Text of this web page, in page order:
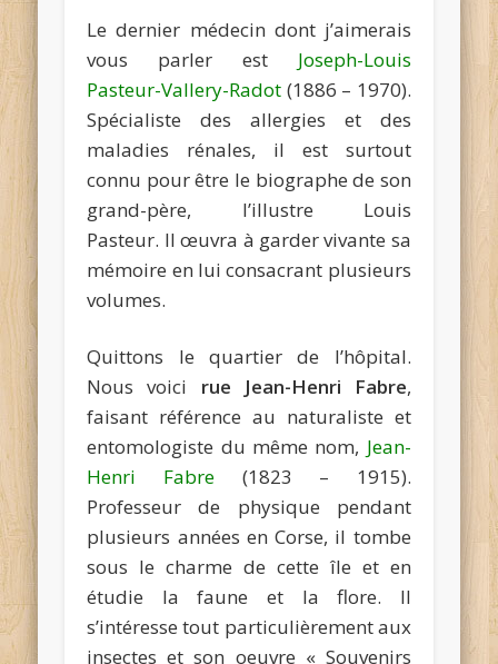
Le dernier médecin dont j’aimerais
vous parler est Joseph-Louis
Pasteur-Vallery-Radot (1886 – 1970).
Spécialiste des allergies et des
maladies rénales, il est surtout
connu pour être le biographe de son
grand-père, l’illustre Louis
Pasteur. Il œuvra à garder vivante sa
mémoire en lui consacrant plusieurs
volumes.
Quittons le quartier de l’hôpital.
Nous voici rue Jean-Henri Fabre,
faisant référence au naturaliste et
entomologiste du même nom, Jean-
Henri Fabre(1823 – 1915).
Professeur de physique pendant
plusieurs années en Corse, il tombe
sous le charme de cette île et en
étudie la faune et la flore. Il
s’intéresse tout particulièrement aux
insectes et son oeuvre « Souvenirs